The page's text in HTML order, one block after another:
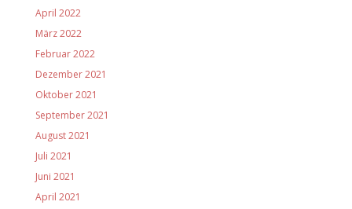
April 2022
März 2022
Februar 2022
Dezember 2021
Oktober 2021
September 2021
August 2021
Juli 2021
Juni 2021
April 2021